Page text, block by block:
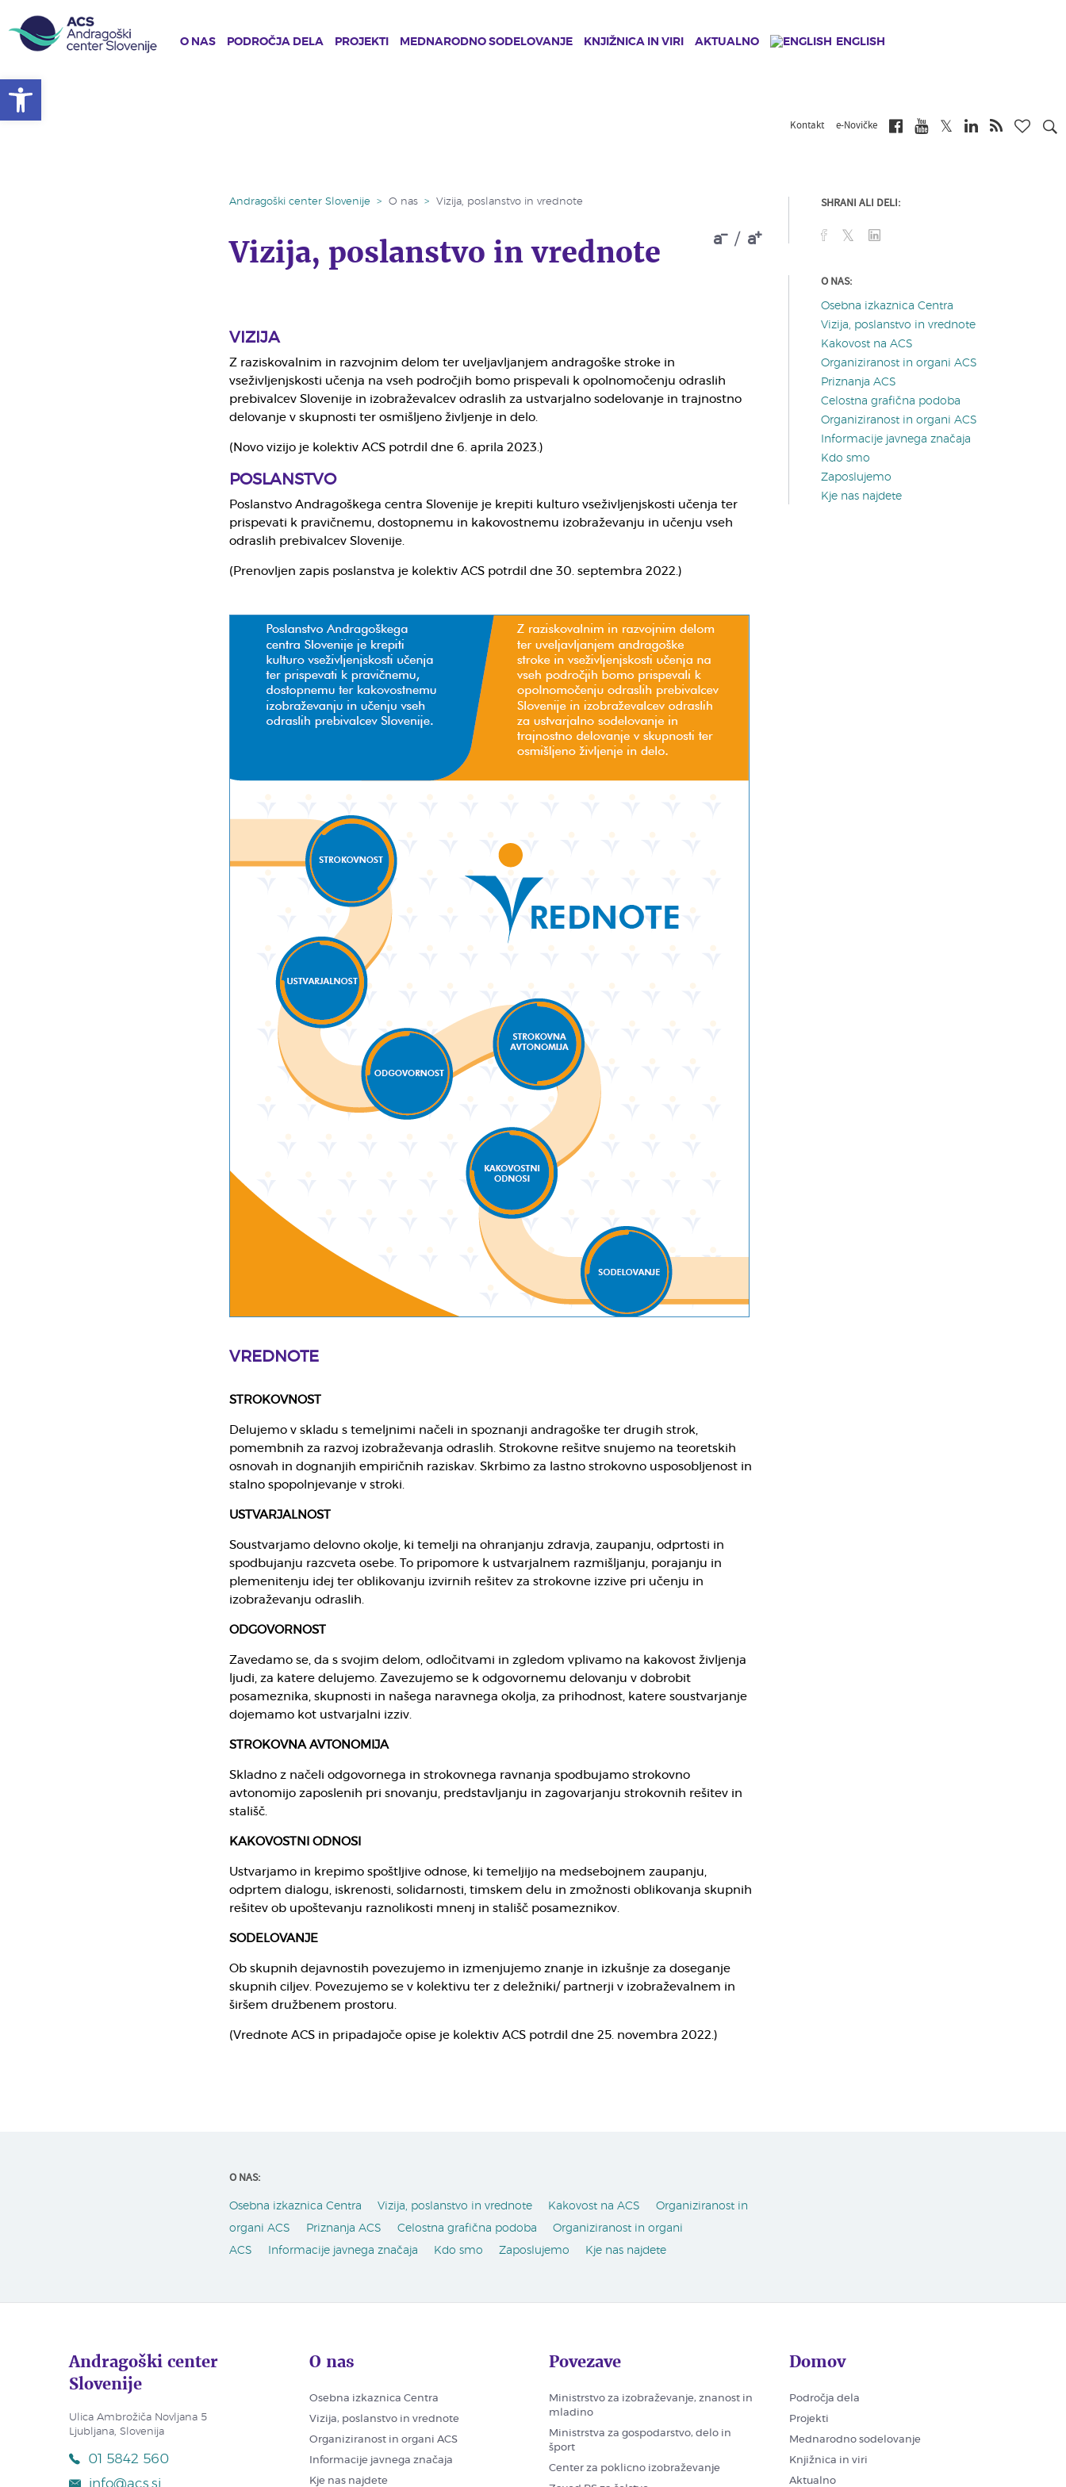
O NAS PODROČJA DELA PROJEKTI MEDNARODNO SODELOVANJE KNJIŽNICA IN VIRI AKTUALNO ENGLISH
Kontakt e-Novičke
Andragoški center Slovenije > O nas > Vizija, poslanstvo in vrednote
a / a
Vizija, poslanstvo in vrednote
VIZIJA
Z raziskovalnim in razvojnim delom ter uveljavljanjem andragoške stroke in
vseživljenjskosti učenja na vseh področjih bomo prispevali k opolnomočenju odraslih
prebivalcev Slovenije in izobraževalcev odraslih za ustvarjalno sodelovanje in trajnostno
delovanje v skupnosti ter osmišljeno življenje in delo.
(Novo vizijo je kolektiv ACS potrdil dne 6. aprila 2023.)
POSLANSTVO
Poslanstvo Andragoškega centra Slovenije je krepiti kulturo vseživljenjskosti učenja ter
prispevati k pravičnemu, dostopnemu in kakovostnemu izobraževanju in učenju vseh
odraslih prebivalcev Slovenije.
(Prenovljen zapis poslanstva je kolektiv ACS potrdil dne 30. septembra 2022.)
VREDNOTE
STROKOVNOST
Delujemo v skladu s temeljnimi načeli in spoznanji andragoške ter drugih strok,
pomembnih za razvoj izobraževanja odraslih. Strokovne rešitve snujemo na teoretskih
osnovah in dognanjih empiričnih raziskav. Skrbimo za lastno strokovno usposobljenost in
stalno spopolnjevanje v stroki.
USTVARJALNOST
Soustvarjamo delovno okolje, ki temelji na ohranjanju zdravja, zaupanju, odprtosti in
spodbujanju razcveta osebe. To pripomore k ustvarjalnem razmišljanju, porajanju in
plemenitenju idej ter oblikovanju izvirnih rešitev za strokovne izzive pri učenju in
izobraževanju odraslih.
ODGOVORNOST
Zavedamo se, da s svojim delom, odločitvami in zgledom vplivamo na kakovost življenja
ljudi, za katere delujemo. Zavezujemo se k odgovornemu delovanju v dobrobit
posameznika, skupnosti in našega naravnega okolja, za prihodnost, katere soustvarjanje
dojemamo kot ustvarjalni izziv.
STROKOVNA AVTONOMIJA
Skladno z načeli odgovornega in strokovnega ravnanja spodbujamo strokovno
avtonomijo zaposlenih pri snovanju, predstavljanju in zagovarjanju strokovnih rešitev in
stališč.
KAKOVOSTNI ODNOSI
Ustvarjamo in krepimo spoštljive odnose, ki temeljijo na medsebojnem zaupanju,
odprtem dialogu, iskrenosti, solidarnosti, timskem delu in zmožnosti oblikovanja skupnih
rešitev ob upoštevanju raznolikosti mnenj in stališč posameznikov.
SODELOVANJE
Ob skupnih dejavnostih povezujemo in izmenjujemo znanje in izkušnje za doseganje
skupnih ciljev. Povezujemo se v kolektivu ter z deležniki/ partnerji v izobraževalnem in
širšem družbenem prostoru.
(Vrednote ACS in pripadajoče opise je kolektiv ACS potrdil dne 25. novembra 2022.)
SHRANI ALI DELI:
O NAS:
Osebna izkaznica Centra
Vizija, poslanstvo in vrednote
Kakovost na ACS
Organiziranost in organi ACS
Priznanja ACS
Celostna grafična podoba
Organiziranost in organi ACS
Informacije javnega značaja
Kdo smo
Zaposlujemo
Kje nas najdete
O NAS:
Osebna izkaznica Centra Vizija, poslanstvo in vrednote Kakovost na ACS
Organiziranost in
organi ACS
Priznanja ACS Celostna grafična podoba
Organiziranost in organi
ACS
Informacije javnega značaja Kdo smo Zaposlujemo Kje nas najdete
Andragoški center
Slovenije
Ulica Ambrožiča Novljana 5
Ljubljana, Slovenija
01 5842 560
info@acs.si
O nas
Osebna izkaznica Centra
Vizija, poslanstvo in vrednote
Organiziranost in organi ACS
Informacije javnega značaja
Kje nas najdete
Povezave
Ministrstvo za izobraževanje, znanost in
mladino
Ministrstva za gospodarstvo, delo in
šport
Center za poklicno izobraževanje
Domov
Področja dela
Projekti
Mednarodno sodelovanje
Knjižnica in viri
Aktualno
Open toolbar